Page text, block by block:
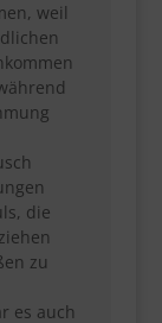
weil
die
zu
es auch